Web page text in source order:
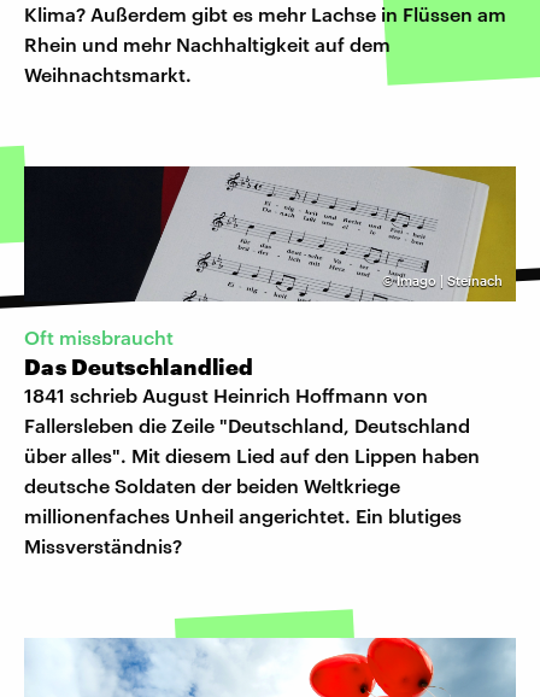
Klima? Außerdem gibt es mehr Lachse in Flüssen am
Rhein und mehr Nachhaltigkeit auf dem
Weihnachtsmarkt.
©Imago | Steinach
Oft missbraucht
Das Deutschlandlied
1841 schrieb August Heinrich Hoffmann von
Fallersleben die Zeile "Deutschland, Deutschland
über alles". Mit diesem Lied auf den Lippen haben
deutsche Soldaten der beiden Weltkriege
millionenfaches Unheil angerichtet. Ein blutiges
Missverständnis?